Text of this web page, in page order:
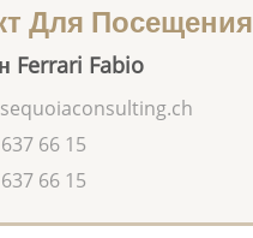
Для Посещения
Ferrari Fabio
66 15
66 15